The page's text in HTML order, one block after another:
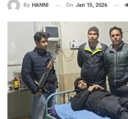
By HANNI On Jan 15, 2026